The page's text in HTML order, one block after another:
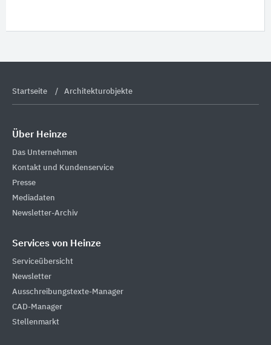
Startseite Architekturobjekte
Über Heinze
Das Unternehmen
Kontakt und Kundenservice
Presse
Mediadaten
Newsletter-Archiv
Services von Heinze
Serviceübersicht
Newsletter
Ausschreibungstexte-Manager
CAD-Manager
Stellenmarkt